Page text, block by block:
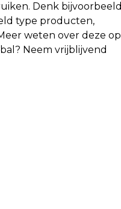
Denk
type producten,
weten over deze
Neem vrijblijvend